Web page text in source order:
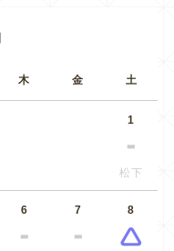
木 金 土
1
松下
6 7 8